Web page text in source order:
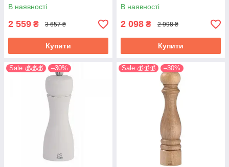
В наявності
2 559 ₴ 3 657 ₴
Купити
В наявності
2 098 ₴ 2 998 ₴
Купити
Sale 💰💰💰 –30% Sale 💰💰💰 –30%